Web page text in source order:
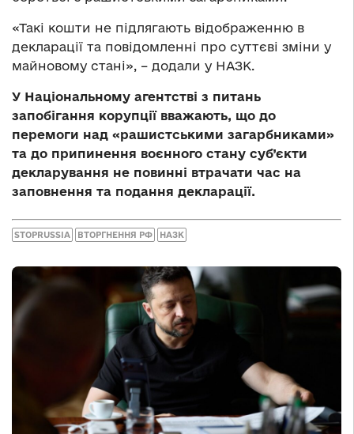
«Такі кошти не підлягають відображенню в
декларації та повідомленні про суттєві зміни у
майновому стані», – додали у НАЗК.
У Національному агентстві з питань
запобігання корупції вважають, що до
перемоги над «рашистськими загарбниками»
та до припинення воєнного стану суб’єкти
декларування не повинні втрачати час на
заповнення та подання декларації.
STOPRUSSIA ВТОРГНЕННЯ РФ НАЗК